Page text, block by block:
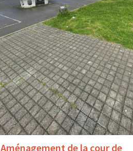
Aménagement de la cour de